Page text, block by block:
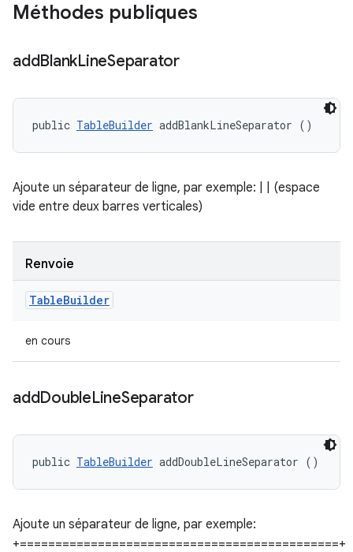
Méthodes publiques
addBlankLineSeparator
public TableBuilder addBlankLineSeparator ()
Ajoute un séparateur de ligne, par exemple: | | (espace
vide entre deux barres verticales)
Renvoie
TableBuilder
en cours
addDoubleLineSeparator
public TableBuilder addDoubleLineSeparator ()
Ajoute un séparateur de ligne, par exemple:
+=============================================+